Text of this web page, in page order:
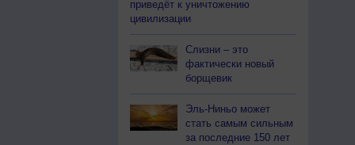
приведёт к уничтожению
цивилизации
Слизни – это
фактически новый
борщевик
Эль-Ниньо может
стать самым сильным
за последние 150 лет